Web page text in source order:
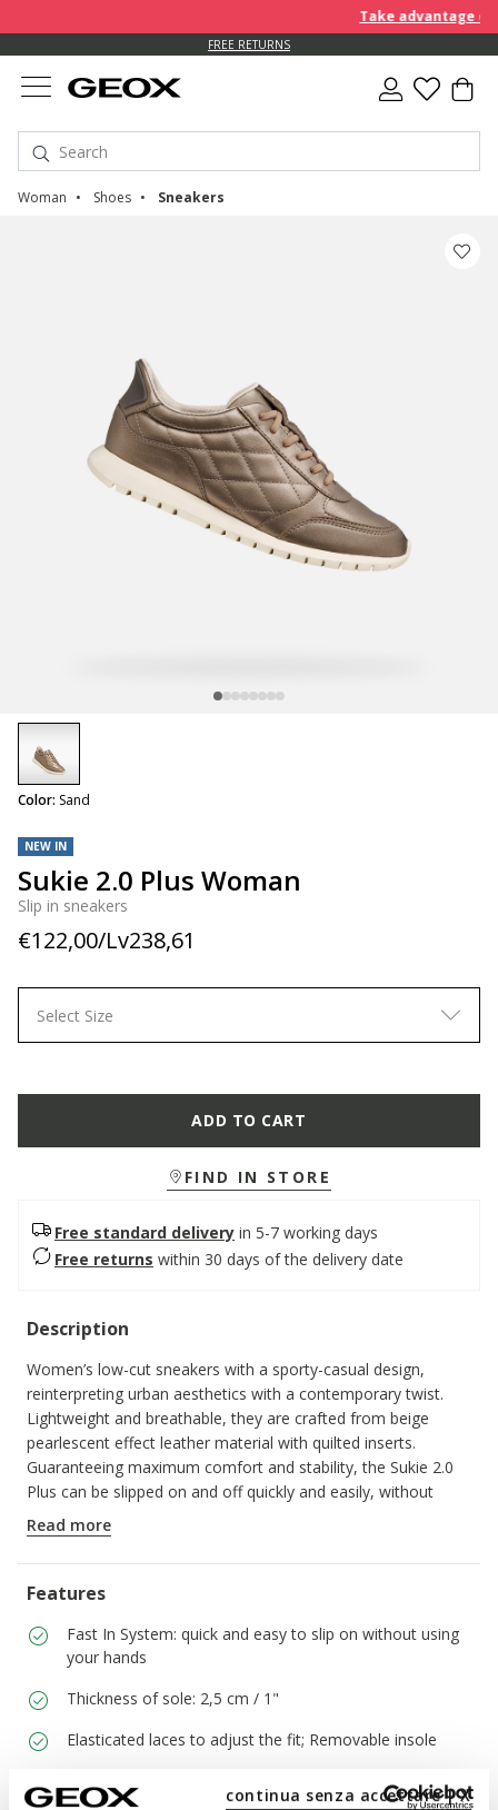
continua senza accettare | X
Take advantage of
FREE RETURNS
Woman Shoes Sneakers
NEW IN
Sukie 2.0 Plus Woman
Slip in sneakers
€122,00/Lv238,61
Color: Sand
selected
Select Size
ADD TO CART
FIND IN STORE
Free standard delivery in 5-7 working days
Free returns within 30 days of the delivery date
Description
Women’s low-cut sneakers with a sporty-casual design,
reinterpreting urban aesthetics with a contemporary twist.
Lightweight and breathable, they are crafted from beige
pearlescent effect leather material with quilted inserts.
Guaranteeing maximum comfort and stability, the Sukie 2.0
Plus can be slipped on and off quickly and easily, without
using your hands.
ITEM CODE:
Read more
Features
Fast In System: quick and easy to slip on without using
your hands
Thickness of sole: 2,5 cm / 1"
Elasticated laces to adjust the fit; Removable insole